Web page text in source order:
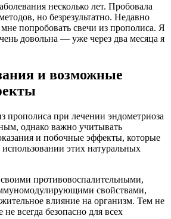
несколько лет. Пробовала
но безрезультатно. Недавно
попробовать свечи из прополиса. Я
довольна — уже через два месяца я
и возможные
прополиса при лечении эндометриоза
однако важно учитывать
и побочные эффекты, которые
этих натуральных
противовоспалительными,
свойствами,
влияние на организм. Тем не
всегда безопасно для всех